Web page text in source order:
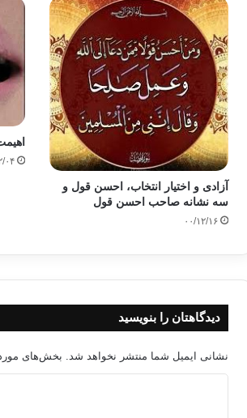
آزادی و اختیار انتخاب، احسن قول و
سه نشانه صاحب احسن قول
۰۰/۱۲/۱۶
۹۳/
دیدگاهتان را بنویسید
نشانی ایمیل شما منتشر نخواهد شد. بخش‌های